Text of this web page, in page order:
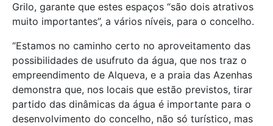
Grilo, garante que estes espaços “são dois atrativos
muito importantes”, a vários níveis, para o concelho.
“Estamos no caminho certo no aproveitamento das
possibilidades de usufruto da água, que nos traz o
empreendimento de Alqueva, e a praia das Azenhas
demonstra que, nos locais que estão previstos, tirar
partido das dinâmicas da água é importante para o
desenvolvimento do concelho, não só turístico, mas